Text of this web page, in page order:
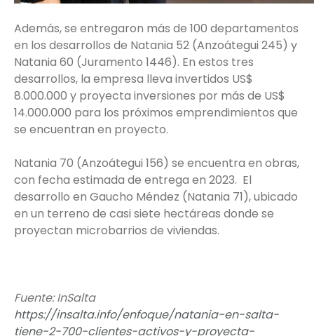
Además, se entregaron más de 100 departamentos
en los desarrollos de Natania 52 (Anzoátegui 245) y
Natania 60 (Juramento 1446). En estos tres
desarrollos, la empresa lleva invertidos US$
8.000.000 y proyecta inversiones por más de US$
14.000.000 para los próximos emprendimientos que
se encuentran en proyecto.
Natania 70 (Anzoátegui 156) se encuentra en obras,
con fecha estimada de entrega en 2023. El
desarrollo en Gaucho Méndez (Natania 71), ubicado
en un terreno de casi siete hectáreas donde se
proyectan microbarrios de viviendas.
Fuente: InSalta
https://insalta.info/enfoque/natania-en-salta-
tiene-2-700-clientes-activos-y-proyecta-